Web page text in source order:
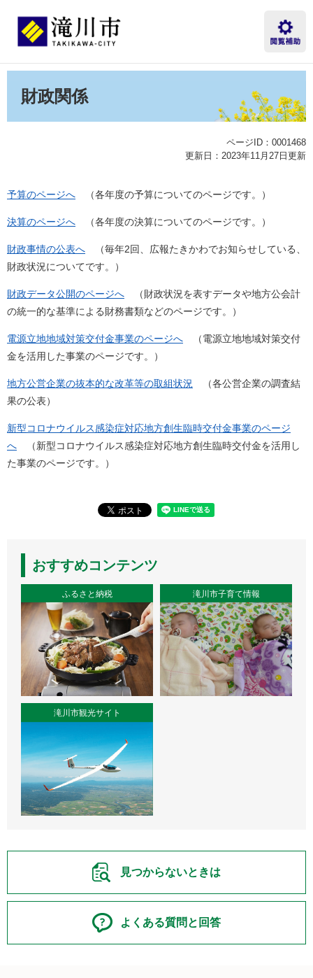
先
を
て
財政関係
ページID：0001468
更新日：2023年11月27日更新
予算のページへ （各年度の予算についてのページです。）
決算のページへ （各年度の決算についてのページです。）
財政事情の公表へ （毎年2回、広報たきかわでお知らせしている、
財政状況についてです。）
財政データ公開のページへ （財政状況を表すデータや地方公会計
の統一的な基準による財務書類などのページです。）
電源立地地域対策交付金事業のページへ （電源立地地域対策交付
金を活用した事業のページです。）
地方公営企業の抜本的な改革等の取組状況
（各公営企業の調査結
果の公表）
新型コロナウイルス感染症対応地方創生臨時交付金事業のページ
へ （新型コロナウイルス感染症対応地方創生臨時交付金を活用し
た事業のページです。）
おすすめコンテンツ
ふるさと納税 滝川市子育て情報
滝川市観光サイト
見つからないときは
よくある質問と回答